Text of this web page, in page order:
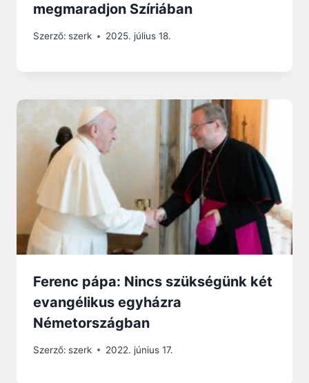
megmaradjon Szíriában
Szerző: szerk 2025. július 18.
Ferenc pápa: Nincs szükségünk két
evangélikus egyházra
Németországban
Szerző: szerk 2022. június 17.